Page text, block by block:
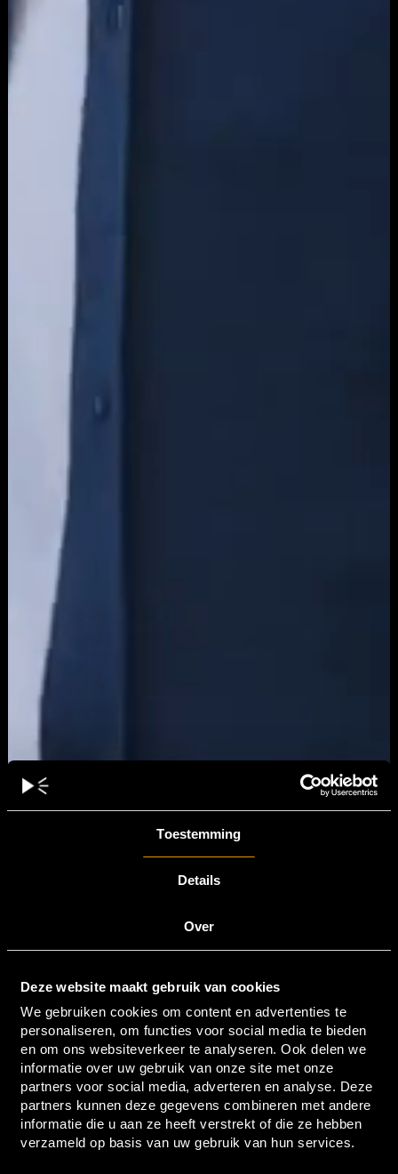
Toestemming
Details
Over
Deze website maakt gebruik van cookies
We gebruiken cookies om content en advertenties te
personaliseren, om functies voor social media te bieden
en om ons websiteverkeer te analyseren. Ook delen we
informatie over uw gebruik van onze site met onze
partners voor social media, adverteren en analyse. Deze
partners kunnen deze gegevens combineren met andere
informatie die u aan ze heeft verstrekt of die ze hebben
verzameld op basis van uw gebruik van hun services.